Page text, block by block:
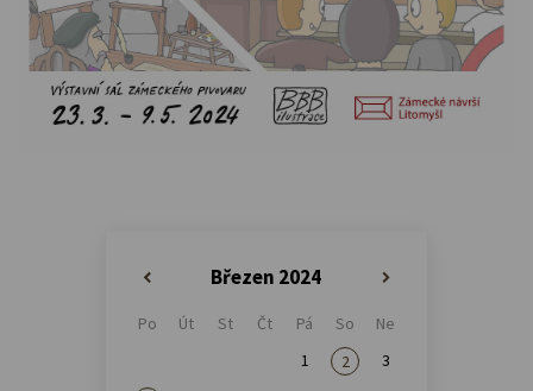
Březen 2024
Po Út St Čt Pá So
Ne
1
2
3